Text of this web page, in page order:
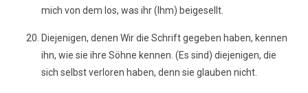
mich von dem los, was ihr (Ihm) beigesellt.
Diejenigen, denen Wir die Schrift gegeben haben, kennen
ihn, wie sie ihre Söhne kennen. (Es sind) diejenigen, die
sich selbst verloren haben, denn sie glauben nicht.